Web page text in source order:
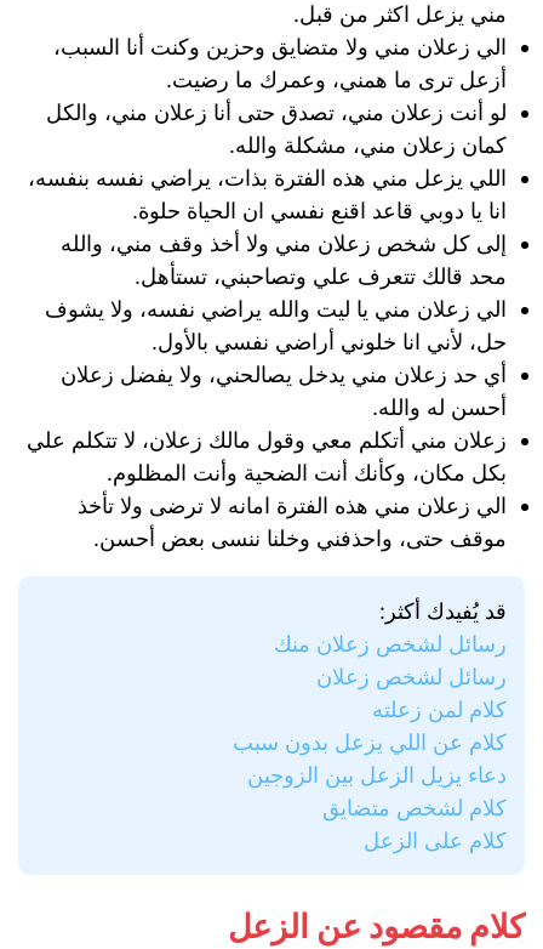
مني يزعل اكثر من قبل.
الي زعلان مني ولا متضايق وحزين وكنت أنا السبب،
أزعل ترى ما همني، وعمرك ما رضيت.
لو أنت زعلان مني، تصدق حتى أنا زعلان مني، والكل
كمان زعلان مني، مشكلة والله.
اللي يزعل مني هذه الفترة بذات، يراضي نفسه بنفسه،
انا يا دوبي قاعد اقنع نفسي ان الحياة حلوة.
إلى كل شخص زعلان مني ولا أخذ وقف مني، والله
محد قالك تتعرف علي وتصاحبني، تستأهل.
الي زعلان مني يا ليت والله يراضي نفسه، ولا يشوف
حل، لأني انا خلوني أراضي نفسي بالأول.
أي حد زعلان مني يدخل يصالحني، ولا يفضل زعلان
أحسن له والله.
زعلان مني أتكلم معي وقول مالك زعلان، لا تتكلم علي
بكل مكان، وكأنك أنت الضحية وأنت المظلوم.
الي زعلان مني هذه الفترة امانه لا ترضى ولا تأخذ
موقف حتى، واحذفني وخلنا ننسى بعض أحسن.
قد يُفيدك أكثر:
رسائل لشخص زعلان منك
رسائل لشخص زعلان
كلام لمن زعلته
كلام عن اللي يزعل بدون سبب
دعاء يزيل الزعل بين الزوجين
كلام لشخص متضايق
كلام على الزعل
كلام مقصود عن الزعل